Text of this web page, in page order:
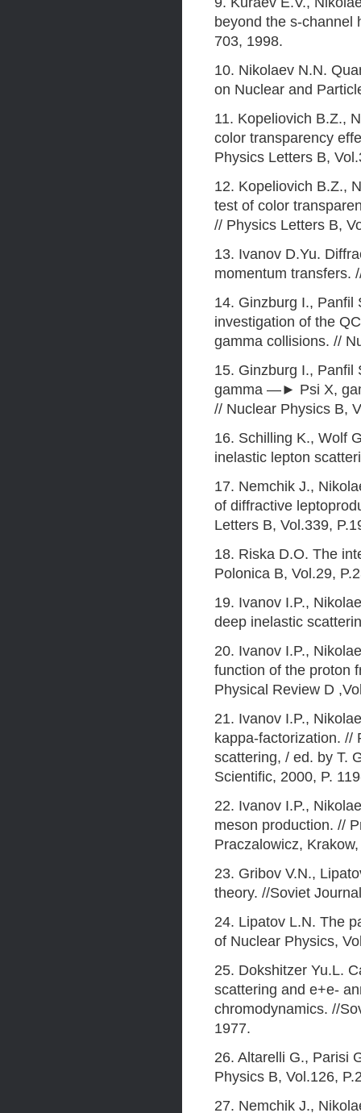
beyond the s-channel
703, 1998.
10. Nikolaev N.N.
on Nuclear and
11. Kopeliovich B.Z.,
color transparency
Physics Letters B,
12. Kopeliovich B.Z.,
test of color
// Physics Letters B,
13. Ivanov D.Yu.
momentum transfers.
14. Ginzburg I., Panfil
investigation of the
gamma collisions. //
15. Ginzburg I., Panfil
gamma —► Psi X,
// Nuclear Physics B,
16. Schilling K., Wolf
inelastic lepton
17. Nemchik J.,
of diffractive
Letters B, Vol.339,
18. Riska D.O. The
Polonica B, Vol.29,
19. Ivanov I.P.,
deep inelastic
20. Ivanov I.P.,
function of the proton
Physical Review D
21. Ivanov I.P.,
kappa-factorization. //
scattering, / ed. by T.
Scientific, 2000, P.
22. Ivanov I.P.,
meson production. //
Praczalowicz,
23. Gribov V.N.,
theory. //Soviet
24. Lipatov L.N. The
of Nuclear Physics,
25. Dokshitzer Yu.L.
scattering and e+e-
chromodynamics. //
1977.
26. Altarelli G., Parisi
Physics B, Vol.126,
27. Nemchik J.,